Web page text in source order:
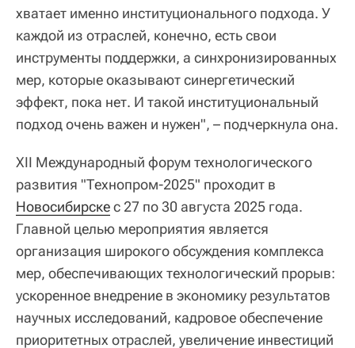
хватает именно институционального подхода. У
каждой из отраслей, конечно, есть свои
инструменты поддержки, а синхронизированных
мер, которые оказывают синергетический
эффект, пока нет. И такой институциональный
подход очень важен и нужен", – подчеркнула она.
XII Международный форум технологического
развития "Технопром-2025" проходит в
Новосибирскес 27 по 30 августа 2025 года.
Главной целью мероприятия является
организация широкого обсуждения комплекса
мер, обеспечивающих технологический прорыв:
ускоренное внедрение в экономику результатов
научных исследований, кадровое обеспечение
приоритетных отраслей, увеличение инвестиций